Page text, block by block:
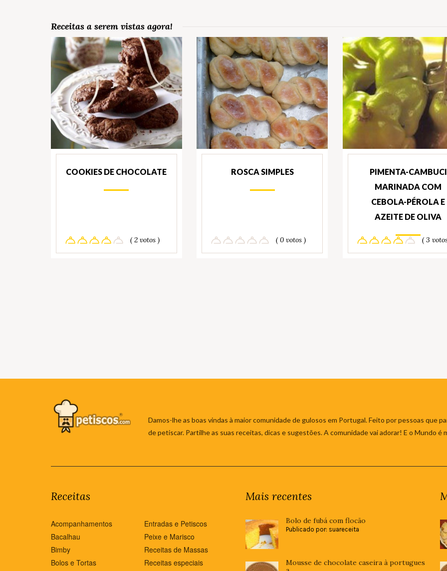
Receitas a serem vistas agora!
COOKIES DE CHOCOLATE
( 2 votos )
ROSCA SIMPLES
( 0 votos )
PIMENTA-CAMBUCI
MARINADA COM
CEBOLA-PÉROLA E
AZEITE DE OLIVA
( 3
Damos-lhe as boas vindas à maior comunidade de gulosos em Portugal. Feito por pessoas que
de petiscar. Partilhe as suas receitas, dicas e sugestões. A comunidade vai adorar! E o Mundo é
Receitas
Acompanhamentos
Bacalhau
Bimby
Bolos e Tortas
Entradas e Petiscos
Peixe e Marisco
Receitas de Massas
Receitas especiais
Mais recentes
Bolo de fubá com flocão
Publicado por: suareceita
Mousse de chocolate caseira à portugues